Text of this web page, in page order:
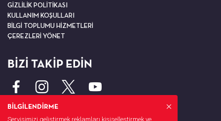
GİZLİLİK POLİTİKASI
KULLANIM KOŞULLARI
BİLGİ TOPLUMU HİZMETLERİ
ÇEREZLERİ YÖNET
BİZİ TAKİP EDİN
BİLGİLENDİRME
Servisimizi geliştirmek,reklamları kişiselleştirmek ve